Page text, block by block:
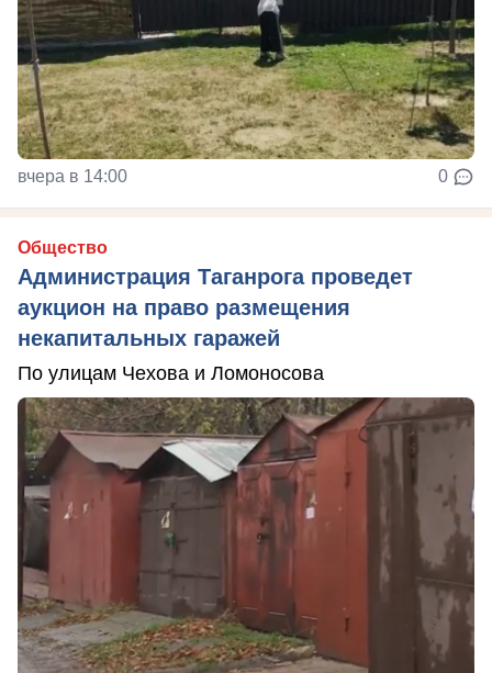
вчера в 14:00 0
Общество
Администрация Таганрога проведет
аукцион на право размещения
некапитальных гаражей
По улицам Чехова и Ломоносова